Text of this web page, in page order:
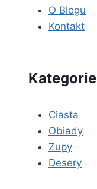
O Blogu
Kontakt
Kategorie
Ciasta
Obiady
Zupy
Desery